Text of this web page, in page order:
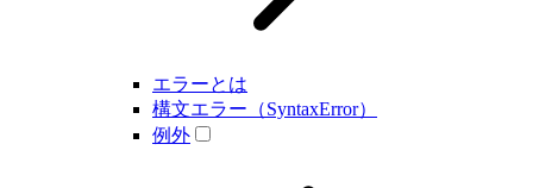
エラーとは
構文エラー（SyntaxError）
例外